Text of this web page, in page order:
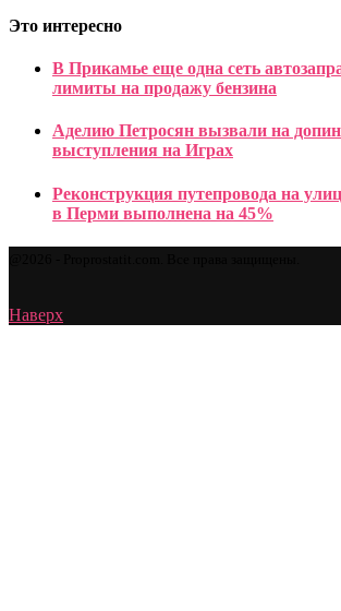
Это интересно
В Прикамье еще одна сеть
лимиты на продажу бензина
Аделию Петросян вызвали на
выступления на Играх
Реконструкция путепровода на
в Перми выполнена на 45%
Наверх